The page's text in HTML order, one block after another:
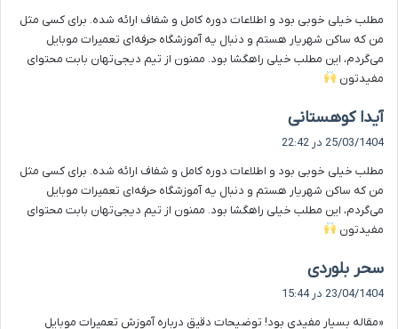
:
مطلب خیلی خوبی بود و اطلاعات دوره کامل و شفاف ارائه شده. برای کسی مثل
من که ساکن شهریار هستم و دنبال یه آموزشگاه حرفه‌ای تعمیرات موبایل
می‌گردم، این مطلب خیلی راهگشا بود. ممنون از تیم دیجی‌تهان بابت محتوای
مفیدتون
آیدا کوهستانی
ف
:
25/03/1404 در 22:42
مطلب خیلی خوبی بود و اطلاعات دوره کامل و شفاف ارائه شده. برای کسی مثل
من که ساکن شهریار هستم و دنبال یه آموزشگاه حرفه‌ای تعمیرات موبایل
می‌گردم، این مطلب خیلی راهگشا بود. ممنون از تیم دیجی‌تهان بابت محتوای
مفیدتون
سحر بلوردی
ف
23/04/1404 در 15:44
«مقاله بسیار مفیدی بود! توضیحات دقیق درباره آموزش تعمیرات موبایل